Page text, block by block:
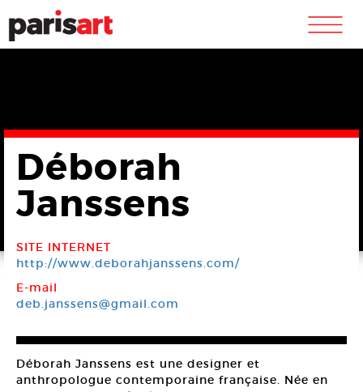
m
Déborah
Janssens
SITE INTERNET
http://www.deborahjanssens.com/
E-mail
deb.janssens@gmail.com
Déborah Janssens est une designer et
anthropologue contemporaine française. Née en